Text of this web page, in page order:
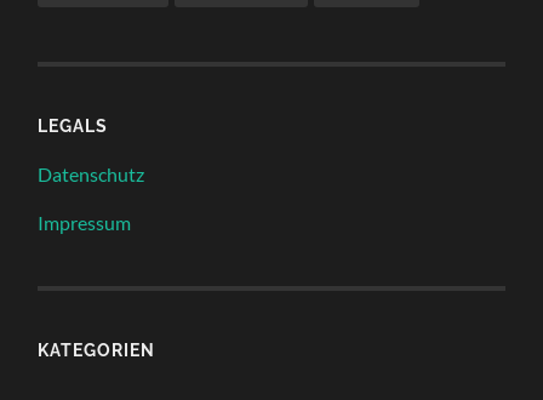
LEGALS
Datenschutz
Impressum
KATEGORIEN